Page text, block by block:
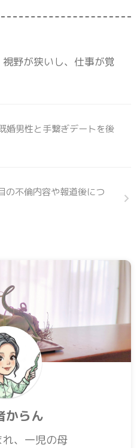
野が狭いし、仕事が覚
婚男性と手繋ぎデートを後
の不倫内容や報道後につ
からん
、一児の母